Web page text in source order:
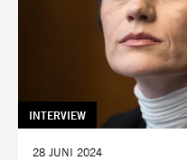
TAG:
INTERVIEW
DATUM:
28 JUNI 2024